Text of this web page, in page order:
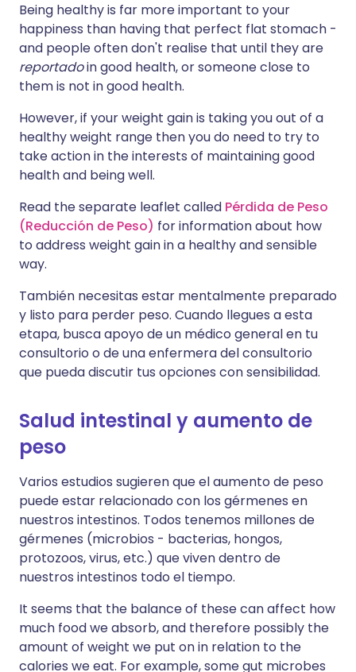
Being healthy is far more important to your
happiness than having that perfect flat stomach -
and people often don't realise that until they are
reportadoin good health, or someone close to
them is not in good health.
However, if your weight gain is taking you out of a
healthy weight range then you do need to try to
take action in the interests of maintaining good
health and being well.
Read the separate leaflet called Pérdida de Peso
(Reducción de Peso) for information about how
to address weight gain in a healthy and sensible
way.
También necesitas estar mentalmente preparado
y listo para perder peso. Cuando llegues a esta
etapa, busca apoyo de un médico general en tu
consultorio o de una enfermera del consultorio
que pueda discutir tus opciones con sensibilidad.
Salud intestinal y aumento de
peso
Varios estudios sugieren que el aumento de peso
puede estar relacionado con los gérmenes en
nuestros intestinos. Todos tenemos millones de
gérmenes (microbios - bacterias, hongos,
protozoos, virus, etc.) que viven dentro de
nuestros intestinos todo el tiempo.
It seems that the balance of these can affect how
much food we absorb, and therefore possibly the
amount of weight we put on in relation to the
calories we eat. For example, some gut microbes